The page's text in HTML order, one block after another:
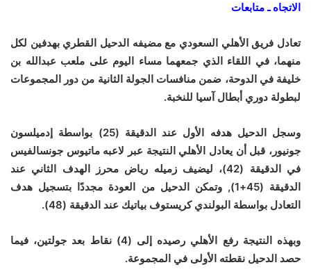
الاتجاه ـ متابعات
تعادل فريق الأهلي السعودي مع مضيفه الدحيل القطري بهدفين لكل
منهما، في اللقاء الذي جمعهما مساء اليوم على ملعب عبدالله بن
خليفة في الدوحة، ضمن منافسات الجولة الثانية من دور المجموعات
لبطولة دوري أبطال آسيا للنخبة.
وسجل الدحيل هدفه الأول عند الدقيقة (25) بواسطة إدميلسون
جونيور، قبل أن يعادل الأهلي النتيجة عبر لاعبه ماتيوس جونسالفيس
في الدقيقة (42)، ليضيف زميله رياض محرز الهدف الثاني عند
الدقيقة (45+1), وتمكن الدحيل من العودة مجددًا بتسجيل هدف
التعادل بواسطة البولندي كريستوف بياتيك عند الدقيقة (48).
وبهذه النتيجة رفع الأهلي رصيده إلى (4) نقاط بعد جولتين، فيما
حصد الدحيل نقطته الأولى في المجموعة.